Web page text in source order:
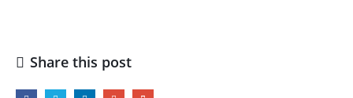
Share this post